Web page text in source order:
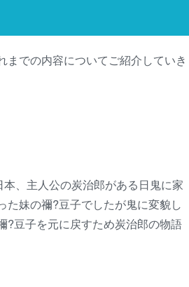
での内容についてご紹介していき
、主人公の炭治郎がある日鬼に家
妹の禰?豆子でしたが鬼に変貌し
?豆子を元に戻すため炭治郎の物語